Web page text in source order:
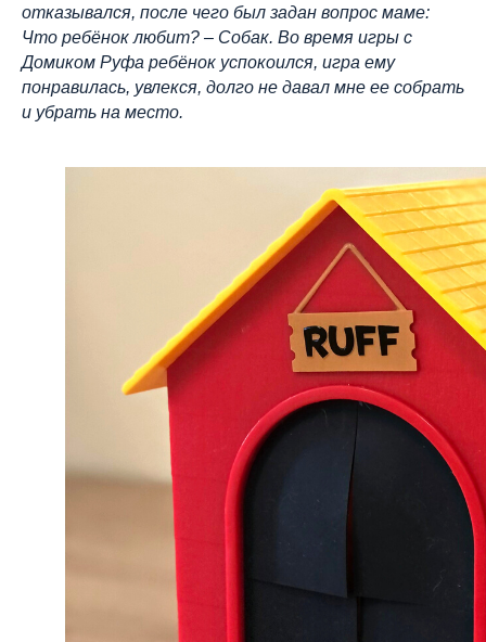
отказывался, после чего был задан вопрос маме:
Что ребёнок любит? – Собак. Во время игры с
Домиком Руфа ребёнок успокоился, игра ему
понравилась, увлекся, долго не давал мне ее собрать
и убрать на место.